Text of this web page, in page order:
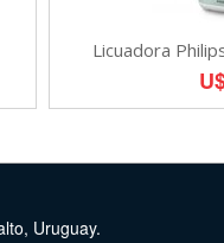
Licuadora
Uruguay.